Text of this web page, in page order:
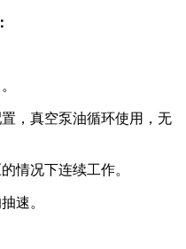
，真空泵油循环使用，无
况下连续工作。
速。